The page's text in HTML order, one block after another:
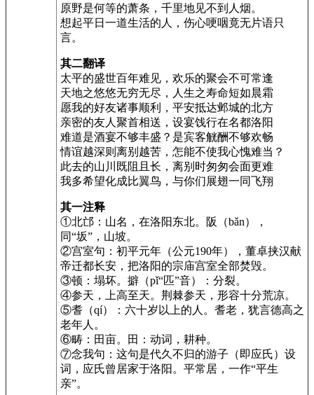
原野是何等的萧条，千里地见不到人烟。
想起平日一道生活的人，伤心哽咽竟无片语只
言。
其二翻译
太平的盛世百年难见，欢乐的聚会不可常逢
天地之悠悠无穷无尽，人生之寿命短如晨霜
愿我的好友诸事顺利，平安抵达邺城的北方
亲密的友人聚首相送，设宴饯行在名都洛阳
难道是酒宴不够丰盛？是宾客觥酬不够欢畅
情谊越深则离别越苦，怎能不使我心愧难当？
此去的山川既阻且长，离别时匆匆会面更难
我多希望化成比翼鸟，与你们展翅一同飞翔
其一注释
①北邙：山名，在洛阳东北。阪（bǎn），
同“坂”，山坡。
②宫室句：初平元年（公元190年），董卓挟汉献
帝迁都长安，把洛阳的宗庙宫室全部焚毁。
③顿：塌坏。擗（pǐ“匹”音）：分裂。
④参天，上高至天。荆棘参天，形容十分荒凉。
⑤耆（qí）：六十岁以上的人。耆老，犹言德高之
老年人。
⑥畴：田亩。田：动词，耕种。
⑦念我句：这句是代久不归的游子（即应氏）设
词，应氏曾居家于洛阳。平常居，一作“平生
亲”。